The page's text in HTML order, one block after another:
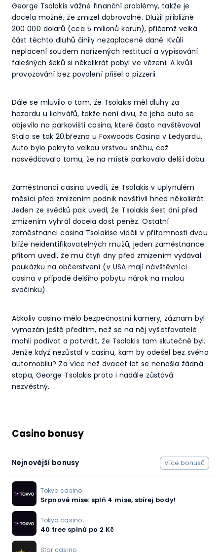
George Tsolakis vážné finanční problémy, takže je
docela možné, že zmizel dobrovolně. Dlužil přibližně
200 000 dolarů (cca 5 milionů korun), přičemž velká
část těchto dluhů činily nezaplacené daně. Kvůli
neplacení soudem nařízených restitucí a vypisování
falešných šeků si několikrát pobyl ve vězení. A kvůli
provozování bez povolení přišel o pizzerii.
Dále se mluvilo o tom, že Tsolakis měl dluhy za
hazardu u lichvářů, takže není divu, že jeho auto se
objevilo na parkovišti casina, které často navštěvoval.
Stalo se tak 20.března u Foxwoods Casina v Ledyardu.
Auto bylo pokryto velkou vrstvou sněhu, což
nasvědčovalo tomu, že na místě parkovalo delší dobu.
Zaměstnanci casina uvedli, že Tsolakis v uplynulém
měsíci před zmizením podnik navštívil hned několikrát.
Jeden ze svědků pak uvedl, že Tsolakis šest dní před
zmizením vyhrál docela dost peněz. Ostatní
zaměstnanci casina Tsolakise viděli v přítomnosti dvou
blíže neidentifikovatelných mužů, jeden zaměstnance
přitom uvedl, že mu čtyři dny před zmizením vydával
poukázku na občerstvení (v USA mají návštěvníci
casina v případě delšího pobytu nárok na malou
svačinku).
Ačkoliv casino mělo bezpečnostní kamery, záznam byl
vymazán ještě předtím, než se na něj vyšetřovatelé
mohli podívat a potvrdit, že Tsolakis tam skutečně byl.
Jenže když nezůstal v casinu, kam by odešel bez svého
automobilu? Za více než dvacet let se nenašla žádná
stopa, George Tsolakis proto i nadále zůstává
nezvěstný.
Casino bonusy
Nejnovější bonusy Více bonusů
Tokyo casino
Srpnové mise: splň 4 mise, sbírej body!
Tokyo casino
40 free spinů po 2 Kč
Star casino